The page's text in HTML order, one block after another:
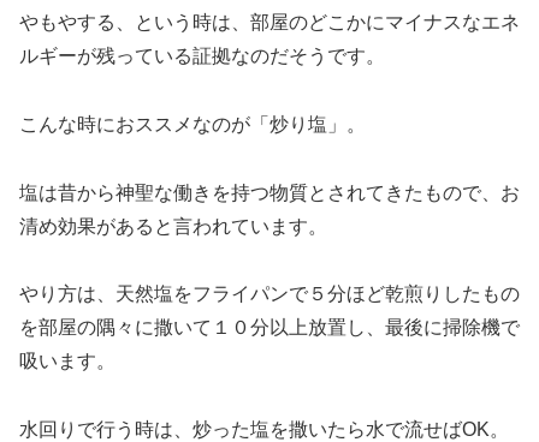
やもやする、という時は、部屋のどこかにマイナスなエネ
ルギーが残っている証拠なのだそうです。
こんな時におススメなのが「炒り塩」。
塩は昔から神聖な働きを持つ物質とされてきたもので、お
清め効果があると言われています。
やり方は、天然塩をフライパンで５分ほど乾煎りしたもの
を部屋の隅々に撒いて１０分以上放置し、最後に掃除機で
吸います。
水回りで行う時は、炒った塩を撒いたら水で流せばOK。